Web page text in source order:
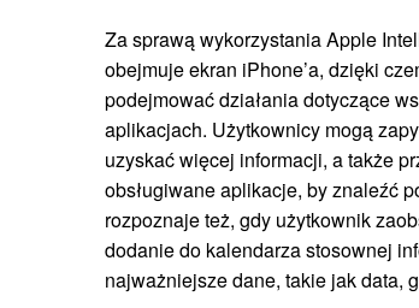
Za sprawą wykorzystania Apple
obejmuje ekran iPhone’a, dzięki
podejmować działania dotyczące
aplikacjach. Użytkownicy mogą
uzyskać więcej informacji, a także
obsługiwane aplikacje, by znaleźć
rozpoznaje też, gdy użytkownik
dodanie do kalendarza stosownej
najważniejsze dane, takie jak data,